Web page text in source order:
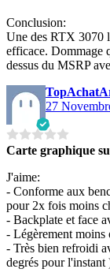
Conclusion:
Une des RTX 3070
efficace. Dommage
dessus du MSRP
27
Carte graphique
J'aime:
- Conforme aux
pour 2x fois moins
- Backplate et face
- Légèrement moins
- Très bien refroidi
degrés pour l'instant